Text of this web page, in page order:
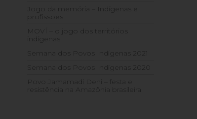
Jogo da memória – Indígenas e
profissões
MOVÍ – o jogo dos territórios
indígenas
Semana dos Povos Indígenas 2021
Semana dos Povos Indígenas 2020
Povo Jamamadi Deni – festa e
resistência na Amazônia brasileira